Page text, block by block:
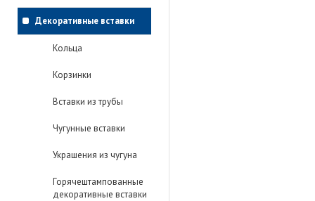
Декоративные вставки
Кольца
Корзинки
Вставки из трубы
Чугунные вставки
Украшения из чугуна
Горячештампованные
декоративные вставки